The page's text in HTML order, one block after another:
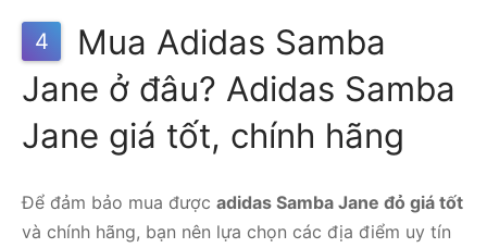
4
Mua Adidas Samba
Jane ở đâu? Adidas Samba
Jane giá tốt, chính hãng
Để đảm bảo mua được adidas Samba Jane đỏ giá tốt
và chính hãng, bạn nên lựa chọn các địa điểm uy tín